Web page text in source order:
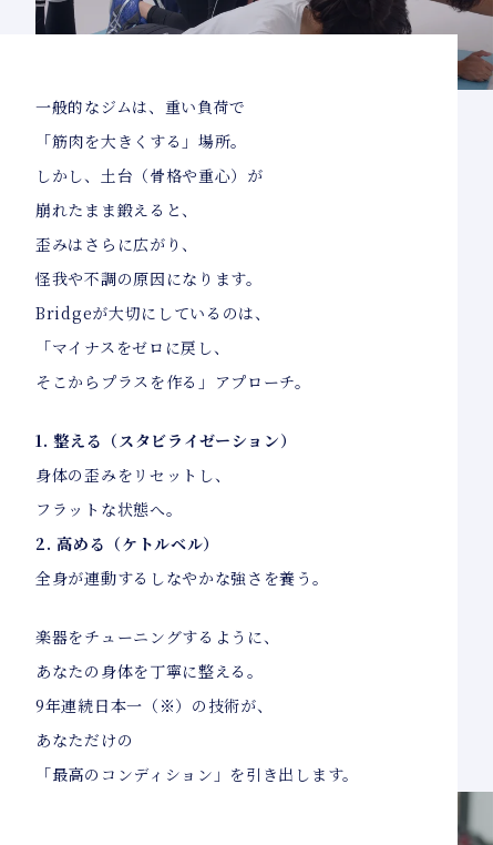
一般的なジムは、重い負荷で
「筋肉を大きくする」場所。
しかし、土台（骨格や重心）が
崩れたまま鍛えると、
歪みはさらに広がり、
怪我や不調の原因になります。
Bridgeが大切にしているのは、
「マイナスをゼロに戻し、
そこからプラスを作る」アプローチ。
1. 整える（スタビライゼーション）
身体の歪みをリセットし、
フラットな状態へ。
2. 高める（ケトルベル）
全身が連動するしなやかな強さを養う。
楽器をチューニングするように、
あなたの身体を丁寧に整える。
9年連続日本一（※）の技術が、
あなただけの
「最高のコンディション」を引き出します。